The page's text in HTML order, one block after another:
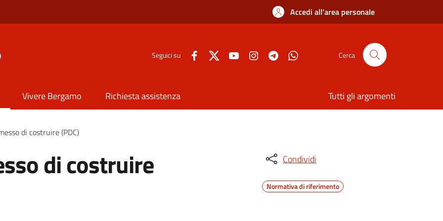
Accedi all'area personale
Seguici su Cerca
Vivere Bergamo Richiesta assistenza Tutti gli argomenti
di costruire (PDC)
di costruire Condividi
Normativa di riferimento